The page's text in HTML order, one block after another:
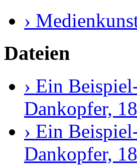
›
Dateien
› Ein
Dankopfer,
› Ein
Dankopfer,